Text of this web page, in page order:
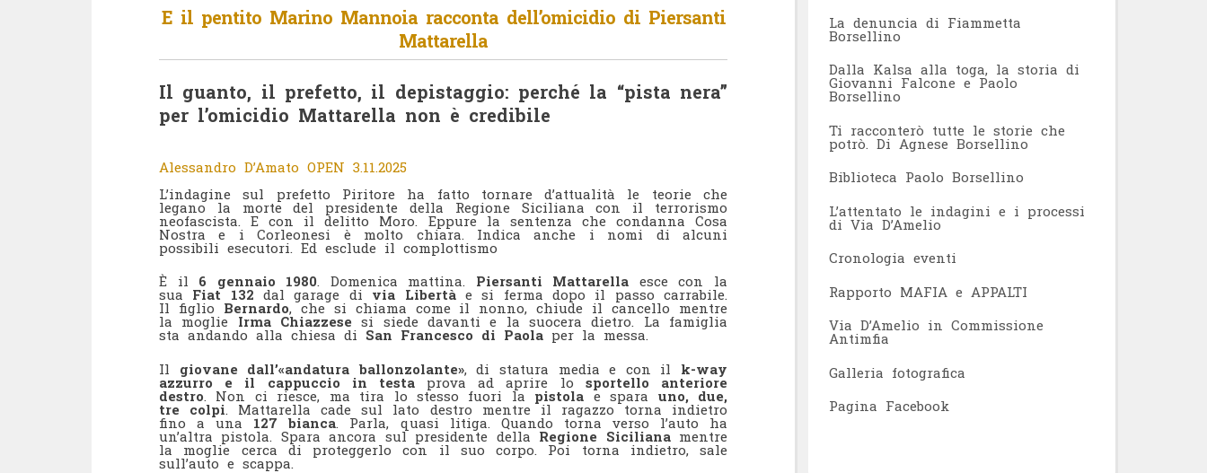
E il pentito Marino Mannoia racconta dell’omicidio di Piersanti
Mattarella
Il guanto, il prefetto, il depistaggio: perché la “pista nera”
per l’omicidio Mattarella non è credibile
Alessandro D’Amato OPEN 3.11.2025
L’indagine sul prefetto Piritore ha fatto tornare d’attualità le teorie che
legano la morte del presidente della Regione Siciliana con il terrorismo
neofascista. E con il delitto Moro. Eppure la sentenza che condanna Cosa
Nostra e i Corleonesi è molto chiara. Indica anche i nomi di alcuni
possibili esecutori. Ed esclude il complottismo
È il 6 gennaio 1980. Domenica mattina. Piersanti Mattarella esce con la
sua Fiat 132dal garage di via Libertàe si ferma dopo il passo carrabile.
Il figlio Bernardo, che si chiama come il nonno, chiude il cancello mentre
la moglie Irma Chiazzese si siede davanti e la suocera dietro. La famiglia
sta andando alla chiesa di San Francesco di Paola per la messa.
Il giovane dall’«andatura ballonzolante», di statura media e con il k-way
azzurro e il cappuccio in testaprova ad aprire lo sportello anteriore
destro . Non ci riesce, ma tira lo stesso fuori la pistola e spara uno, due,
tre colpi . Mattarella cade sul lato destro mentre il ragazzo torna indietro
fino a una 127 bianca . Parla, quasi litiga. Quando torna verso l’auto ha
un’altra pistola. Spara ancora sul presidente della Regione Sicilianamentre
la moglie cerca di proteggerlo con il suo corpo. Poi torna indietro, sale
sull’auto e scappa.
La denuncia di Fiammetta
Borsellino
Dalla Kalsa alla toga, la storia di
Giovanni Falcone e Paolo
Borsellino
Ti racconterò tutte le storie che
potrò. Di Agnese Borsellino
Biblioteca Paolo Borsellino
L’attentato le indagini e i processi
di Via D’Amelio
Cronologia eventi
Rapporto MAFIA e APPALTI
Via D’Amelio in Commissione
Antimfia
Galleria fotografica
Pagina Facebook